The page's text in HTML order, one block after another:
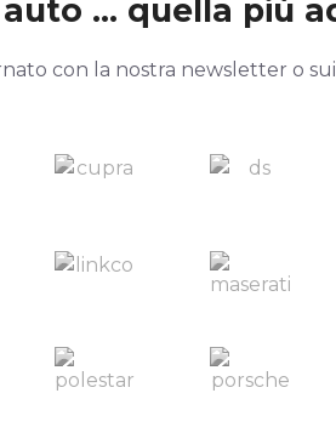
... quella più
con la nostra newsletter o sui